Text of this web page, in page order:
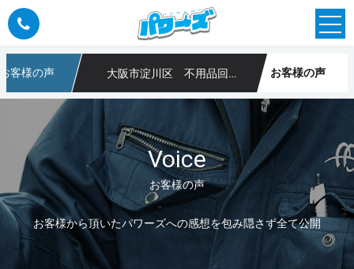
用品回収なら大阪のパワーズ
客様の声 大阪市淀川区 不用品回収、家具や家電(タンス、ストーブ、ソファーなど) お客様の声
Voice
お客様の声
お客様から頂いたパワーズへの感想を包み隠さず全て公開